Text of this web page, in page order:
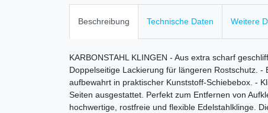
Beschreibung Technische Daten Weitere
KARBONSTAHL KLINGEN - Aus extra scharf
Doppelseitige Lackierung für längeren Rostschutz.
aufbewahrt in praktischer Kunststoff-Schiebebox. -
Seiten ausgestattet. Perfekt zum Entfernen von
hochwertige, rostfreie und flexible Edelstahlklinge.